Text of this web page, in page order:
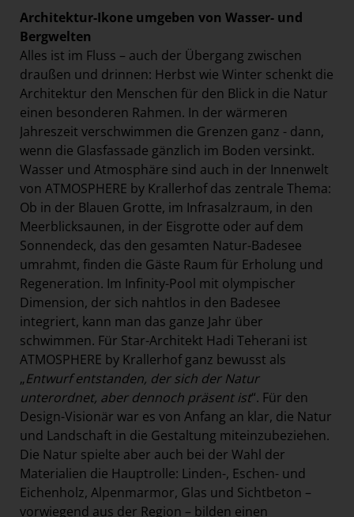
Architektur-Ikone umgeben von Wasser- und
Bergwelten
Alles ist im Fluss – auch der Übergang zwischen
draußen und drinnen: Herbst wie Winter schenkt die
Architektur den Menschen für den Blick in die Natur
einen besonderen Rahmen. In der wärmeren
Jahreszeit verschwimmen die Grenzen ganz - dann,
wenn die Glasfassade gänzlich im Boden versinkt.
Wasser und Atmosphäre sind auch in der Innenwelt
von ATMOSPHERE by Krallerhof das zentrale Thema:
Ob in der Blauen Grotte, im Infrasalzraum, in den
Meerblicksaunen, in der Eisgrotte oder auf dem
Sonnendeck, das den gesamten Natur-Badesee
umrahmt, finden die Gäste Raum für Erholung und
Regeneration. Im Infinity-Pool mit olympischer
Dimension, der sich nahtlos in den Badesee
integriert, kann man das ganze Jahr über
schwimmen. Für Star-Architekt Hadi Teherani ist
ATMOSPHERE by Krallerhof ganz bewusst als
„Entwurf entstanden, der sich der Natur
unterordnet, aber dennoch präsent ist“. Für den
Design-Visionär war es von Anfang an klar, die Natur
und Landschaft in die Gestaltung miteinzubeziehen.
Die Natur spielte aber auch bei der Wahl der
Materialien die Hauptrolle: Linden-, Eschen- und
Eichenholz, Alpenmarmor, Glas und Sichtbeton –
vorwiegend aus der Region – bilden einen